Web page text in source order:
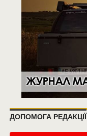
ДОПОМОГА РЕДАКЦІЇ